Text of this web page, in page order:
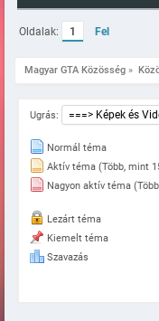
Oldalak: 1 Fel
Magyar GTA Közösség »
Ugrás:
Normál téma
Aktív téma (Több, mint
Nagyon aktív téma
Lezárt téma
Kiemelt téma
Szavazás